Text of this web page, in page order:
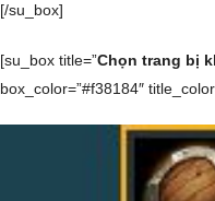
[/su_box]
[su_box title=”Chọn trang bị
box_color=”#f38184″